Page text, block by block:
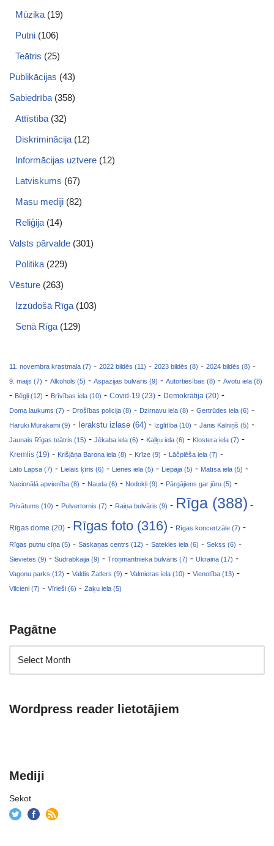
Mūzika (19)
Putni (106)
Teātris (25)
Publikācijas (43)
Sabiedrība (358)
Attīstība (32)
Diskriminācija (12)
Informācijas uztvere (12)
Latviskums (67)
Masu mediji (82)
Reliģija (14)
Valsts pārvalde (301)
Politika (229)
Vēsture (263)
Izzūdošā Rīga (103)
Senā Rīga (129)
11. novembra krastmala (7) - 2022 bildēs (11) - 2023 bildēs (8) - 2024 bildēs (8) -
9. maijs (7) - Alkohols (5) - Aspazijas bulvāris (9) - Autortiesības (8) - Avotu iela (8)
- Bēgļi (12) - Brīvības iela (10) - Covid-19 (23) - Demokrātija (20) -
Doma laukums (7) - Drošības policija (8) - Dzirnavu iela (8) - Ģertrūdes iela (6) -
Haruki Murakami (9) - Ierakstu izlase (64) - Izglītība (10) - Jānis Kalniņš (5) -
Jaunais Rīgas teātris (15) - Jēkaba iela (6) - Kaļķu iela (6) - Klostera iela (7) -
Kremlis (19) - Krišjāņa Barona iela (8) - Krīze (9) - Lāčplēša iela (7) -
Lato Lapsa (7) - Lielais ķīris (6) - Lienes iela (5) - Liepāja (5) - Matīsa iela (5) -
Nacionālā apvienība (8) - Nauda (6) - Nodokļi (9) - Pārgājiens gar jūru (5) -
Privātums (10) - Pulvertornis (7) - Raiņa bulvāris (9) - Rīga (388) -
Rīgas dome (20) - Rīgas foto (316) - Rīgas koncertzāle (7) -
Rīgas putnu cīņa (5) - Saskaņas centrs (12) - Satekles iela (6) - Sekss (6) -
Sievietes (9) - Sudrabkaija (9) - Troņmantnieka bulvāris (7) - Ukraina (17) -
Vagonu parks (12) - Valdis Zatlers (9) - Valmieras iela (10) - Vienotība (13) -
Vilcieni (7) - Vīrieši (6) - Zaķu iela (5)
Pagātne
Wordpress reader lietotājiem
Mediji
Sekot